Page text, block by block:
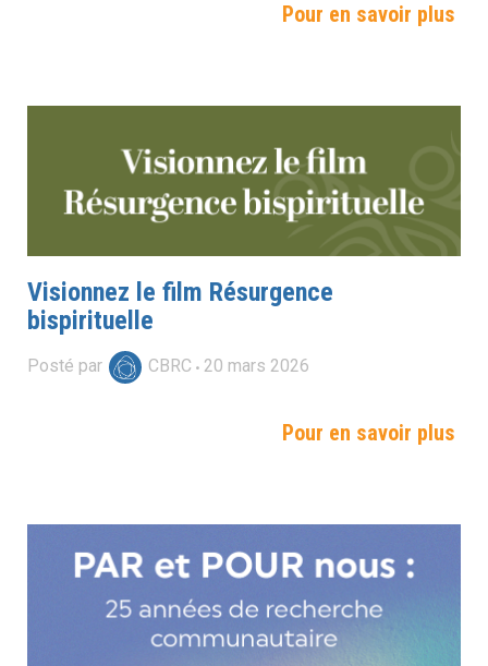
Pour en savoir plus
Visionnez le film Résurgence
bispirituelle
Posté par CBRC 20 mars 2026
Pour en savoir plus